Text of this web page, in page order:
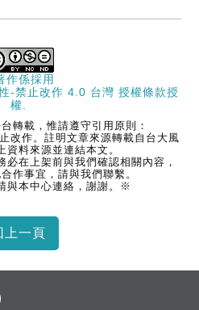
作係採用
-禁止改作 4.0 台灣 授權條款授
權.
轉載，惟請遵守引用原則：
改作。註明文章來源轉載自台大風
資料來源並連結本文。
在上架前與我們確認相關內容，
作事宜，請與我們聯繫。
與本中心連絡，謝謝。※